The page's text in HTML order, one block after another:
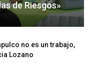
de Riesgos»
no es un trabajo,
Lozano